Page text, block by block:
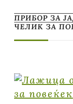
ПРИБОР ЗА
ЧЕЛИК ЗА